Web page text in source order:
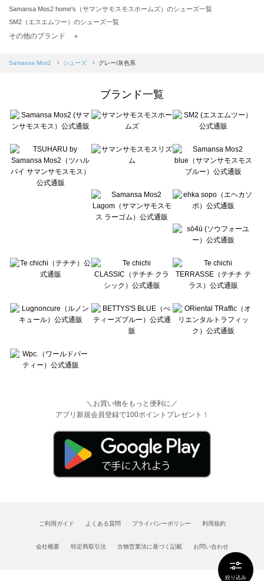
絞り込み
Samansa Mos2 home's（サマンサモスモスホームズ）のシューズ一覧
SM2（エスエムツー）のシューズ一覧
TSUHARU by Samansa Mos2（ツハルバイサマンサモスモス）のシューズ一覧
Samansa Mos2 blue（サマンサモスモス ブルー）のシューズ一覧
sō4ū（ソウフォーユー）のシューズ一覧
Te chichi（テチチ）のシューズ一覧
Te chichi CLASSIC（テチチ クラシック）のシューズ一覧
Lugnoncure（ルノンキュール）のシューズ一覧
BETTY'S BLUE（べティーズブルー）のシューズ一覧
Wpc.（ワールドパーティー）のシューズ一覧
その他のブランド ＋
Samansa Mos2 シューズ グレー/灰色系
ブランド一覧
＼お買い物をもっと便利に／
アプリ新規会員登録で100ポイントプレゼント！
ご利用ガイド よくある質問 プライバシーポリシー 利用規約
会社概要 特定商取引法 古物営業法に基づく記載 お問い合わせ